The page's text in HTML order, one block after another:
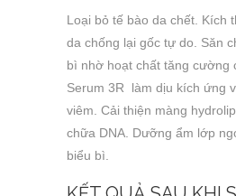
Loại bỏ tế bào da chết. Kích
da chống lại gốc tự do. Săn
bì nhờ hoạt chất tăng cường
Serum 3R làm dịu kích ứng
viêm. Cải thiện màng
chữa DNA. Dưỡng ẩm lớp
biểu bì.